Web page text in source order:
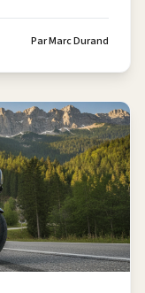
ParMarc Durand